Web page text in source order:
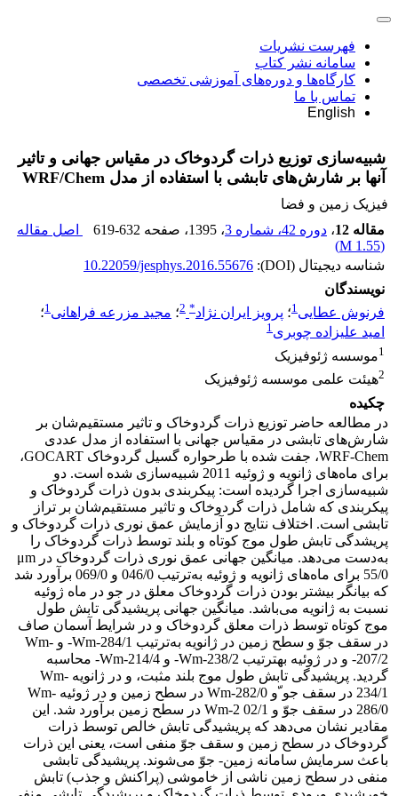
فهرست نشریات
سامانه نشر کتاب
کارگاه‌ها و دوره‌های آموزشی تخصصی
تماس با ما
English
شبیه‌سازی توزیع ذرات گردوخاک در مقیاس جهانی و تاثیر
آنها بر شارش‌های‌ تابشی با استفاده از مدل WRF/Chem
فیزیک زمین و فضا
مقاله 12
، دوره 42، شماره 3 ، 1395 ، صفحه 619-632
اصل مقاله
(
1.55 M
)
شناسه دیجیتال (DOI):
10.22059/jesphys.2016.55676
نویسندگان
فرنوش عطایی1؛ پرویز ایران نژاد*
2؛ مجید مزرعه فراهانی1؛
امید علیزاده چوبری1
1موسسه ژئوفیزیک
2هیئت علمی موسسه ژئوفیزیک
چکیده
در مطالعه حاضر توزیع ذرات گردوخاک و تاثیر مستقیم‌شان بر
شارش‌های تابشی در مقیاس جهانی با استفاده از مدل عددی
WRF-Chem، جفت شده با طرحواره گسیل گردوخاک GOCART،
برای ماه‌های ژانویه و ژوئیه 2011 شبیه‌سازی شده است. دو
شبیه‌سازی اجرا گردیده است: پیکربندی بدون ذرات گردوخاک و
پیکربندی که شامل ذرات گردوخاک و تاثیر مستقیم‌شان بر تراز
تابشی است. اختلاف نتایج دو آزمایش عمق نوری ذرات گردوخاک و
پریشدگی تابش‌ طول موج کوتاه و بلند توسط ذرات گردوخاک را
به‌دست می‌دهد. میانگین جهانی عمق نوری ذرات گردوخاک در μm
55/0 برای ماه‌های ژانویه و ژوئیه به‌ترتیب 046/0 و 069/0 برآورد شد
که بیانگر بیشتر بودن ذرات گردوخاک معلق در جو در ماه ژوئیه
نسبت به ژانویه می‌باشد. میانگین جهانی پریشیدگی تابش طول
موج کوتاه توسط ذرات معلق گردوخاک و در شرایط آسمان صاف
در سقف جوّ و سطح زمین در ژانویه به‌ترتیب Wm-284/1- و Wm-
207/2- و در ژوئیه بهترتیب Wm-238/2- و Wm-214/4- محاسبه
گردید. پریشیدگی تابش طول موج بلند مثبت، و در ژانویه Wm-
234/1 در سقف جو ّو Wm-282/0 در سطح زمین و در ژوئیه Wm-
286/0 در سقف جوّ و Wm-2 02/1 در سطح زمین برآورد شد. این
مقادیر نشان می‌دهد که پریشیدگی تابش خالص توسط ذرات
گردوخاک در سطح زمین و سقف جوّ منفی است، یعنی این ذرات
باعث سرمایش سامانه زمین- جوّ می‌شوند. پریشیدگی تابشی
منفی در سطح زمین ناشی از خاموشی (پراکنش و جذب) تابش